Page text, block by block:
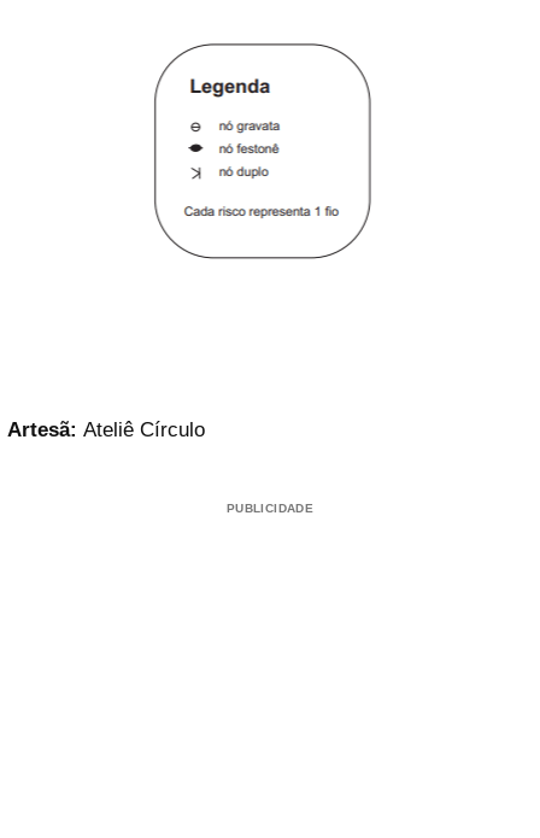
Artesã: Ateliê Círculo
PUBLICIDADE